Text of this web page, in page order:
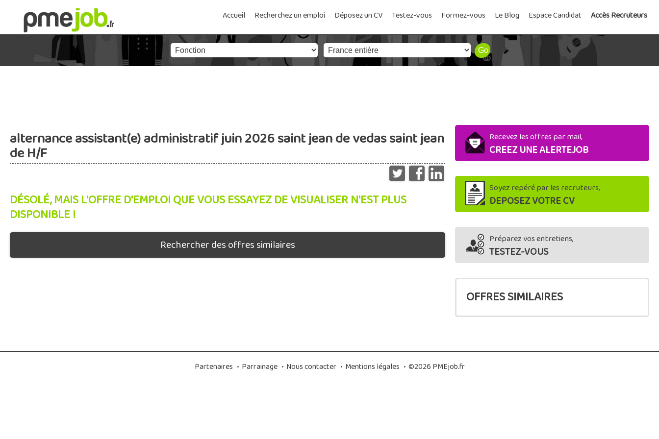
Accueil Recherchez un emploi Déposez un CV Testez-vous Formez-vous Le Blog Espace Candidat Accès Recruteurs
alternance assistant(e) administratif juin 2026 saint jean de vedas saint jean
de H/F
DÉSOLÉ, MAIS L'OFFRE D'EMPLOI QUE VOUS ESSAYEZ DE VISUALISER N'EST PLUS
DISPONIBLE !
Rechercher des offres similaires
Recevez les offres par mail,
CREEZ UNE ALERTEJOB
Soyez repéré par les recruteurs,
DEPOSEZ VOTRE CV
Préparez vos entretiens,
TESTEZ-VOUS
OFFRES SIMILAIRES
Partenaires • Parrainage • Nous contacter • Mentions légales • ©2026 PMEjob.fr